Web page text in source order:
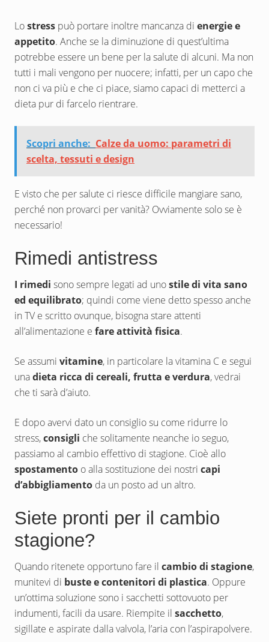
Lostress può portare inoltre mancanza di energie e
appetito. Anche se la diminuzione di quest’ultima
potrebbe essere un bene per la salute di alcuni. Ma non
tutti i mali vengono per nuocere; infatti, per un capo che
non ci va più e che ci piace, siamo capaci di metterci a
dieta pur di farcelo rientrare.
Scopri anche: Calze da uomo: parametri di
scelta, tessuti e design
E visto che per salute ci riesce difficile mangiare sano,
perché non provarci per vanità? Ovviamente solo se è
necessario!
Rimedi antistress
I rimedi sono sempre legati ad unostile di vita sano
ed equilibrato; quindi come viene detto spesso anche
in TV e scritto ovunque, bisogna stare attenti
all’alimentazione e fare attività fisica.
Se assumi vitamine, in particolare la vitamina C e segui
unadieta ricca di cereali, frutta e verdura, vedrai
che ti sarà d’aiuto.
E dopo avervi dato un consiglio su come ridurre lo
stress,consigli che solitamente neanche io seguo,
passiamo al cambio effettivo di stagione. Cioè allo
spostamento o alla sostituzione dei nostri capi
d’abbigliamento da un posto ad un altro.
Siete pronti per il cambio
stagione?
Quando ritenete opportuno fare il cambio di stagione,
munitevi di buste e contenitori di plastica. Oppure
un’ottima soluzione sono i sacchetti sottovuoto per
indumenti, facili da usare. Riempite il sacchetto,
sigillate e aspirate dalla valvola, l’aria con l’aspirapolvere.